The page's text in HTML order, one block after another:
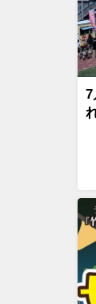
7